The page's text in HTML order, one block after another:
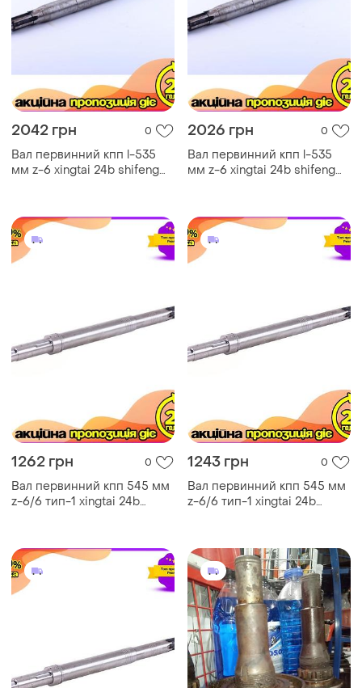
2042 грн 0
Вал первинний кпп l-535
мм z-6 xingtai 24b shifeng
шпо ve-33
2026 грн 0
Вал первинний кпп l-535
мм z-6 xingtai 24b shifeng
шпо dm-11
1262 грн 0
Вал первинний кпп 545 мм
z-6/6 тип-1 xingtai 24b
ve-33
1243 грн 0
Вал первинний кпп 545 мм
z-6/6 тип-1 xingtai 24b
ku-22